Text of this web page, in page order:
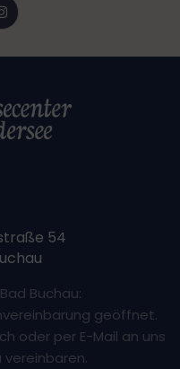
54
Buchau:
geöffnet.
oder per E-Mail an uns
vereinbaren.